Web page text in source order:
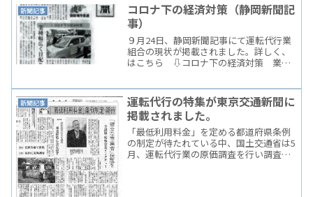
新聞記事
コロナ下の経済対策（静岡新聞記
事）
９月24日、静岡新聞記事にて運転代行業
組合の現状が掲載されました。詳しく、
はこちら ⇩コロナ下の経済対策 業種
新聞記事
運転代行の特集が東京交通新聞に
掲載されました。
「最低利用料金」を定める都道府県条例
の制定が待たれている中、国土交通省は5
月、運転代行業の原価調査を行い調査結